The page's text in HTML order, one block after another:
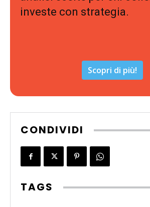
investe con strategia.
Scopri di più!
CONDIVIDI
TAGS